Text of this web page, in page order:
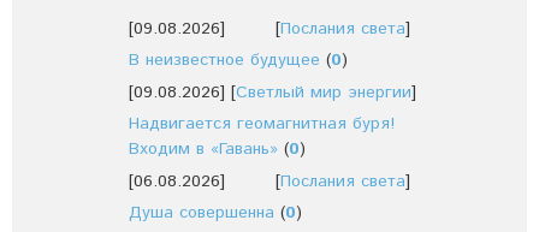
[09.08.2026] [Послания света]
В неизвестное будущее (0)
[09.08.2026] [Светлый мир энергии]
Надвигается геомагнитная буря!
Входим в «Гавань» (0)
[06.08.2026]
[Послания света]
Душа совершенна (0)